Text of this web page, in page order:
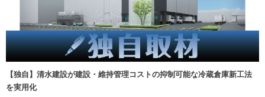
【独自】清水建設が建設・維持管理コストの抑制可能な冷蔵倉庫新工法
を実用化